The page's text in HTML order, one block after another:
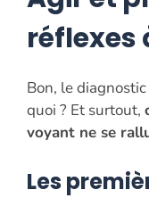
réflexes
Bon, le
quoi ? Et surtout,
voyant ne se
Les